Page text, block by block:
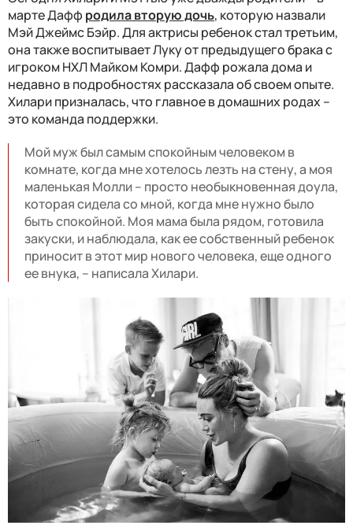
марте Дафф родила вторую дочь, которую назвали
Мэй Джеймс Бэйр. Для актрисы ребенок стал третьим,
она также воспитывает Луку от предыдущего брака с
игроком НХЛ Майком Комри. Дафф рожала дома и
недавно в подробностях рассказала об своем опыте.
Хилари призналась, что главное в домашних родах –
это команда поддержки.
Мой муж был самым спокойным человеком в
комнате, когда мне хотелось лезть на стену, а моя
маленькая Молли – просто необыкновенная доула,
которая сидела со мной, когда мне нужно было
быть спокойной. Моя мама была рядом, готовила
закуски, и наблюдала, как ее собственный ребенок
приносит в этот мир нового человека, еще одного
ее внука, – написала Хилари.